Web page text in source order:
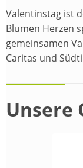
Valentinstag ist
Blumen Herzen
gemeinsamen
Caritas und
Unsere